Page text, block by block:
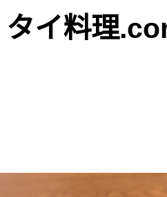
タイ料理